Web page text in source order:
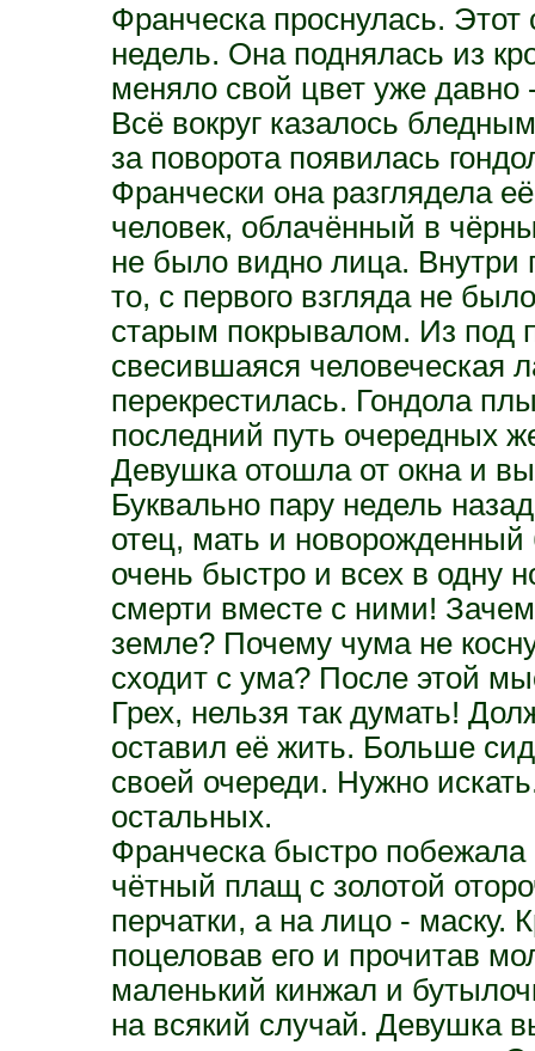
Франческа проснулась.
недель. Она поднялась из
меняло свой цвет уже
Всё вокруг казалось
за поворота появилась
Франчески она разглядела
человек, облачённый в
не было видно лица. Внутри
то, с первого взгляда не
старым покрывалом. Из под
свесившаяся человеческая
перекрестилась. Гондола
последний путь очередных
Девушка отошла от окна и
Буквально пару недель
отец, мать и
очень быстро и всех в одну
смерти вместе с ними!
земле? Почему чума не
сходит с ума? После этой
Грех, нельзя так думать!
оставил её жить. Больше
своей очереди. Нужно
остальных.
Франческа быстро
чётный плащ с золотой
перчатки, а на лицо - маску.
поцеловав его и прочитав
маленький кинжал и
на всякий случай. Девушка